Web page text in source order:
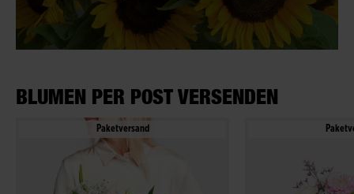
BLUMEN PER POST VERSENDEN
Paketversand